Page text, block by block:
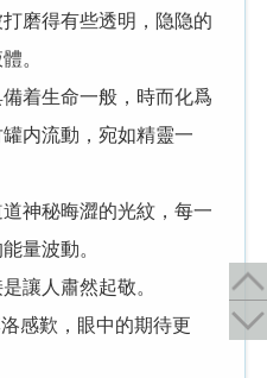
磨得有些透明，隐隐的
。
着生命一般，時而化爲
内流動，宛如精靈一
神秘晦澀的光紋，每一
量波動。
人肅然起敬。
感歎，眼中的期待更